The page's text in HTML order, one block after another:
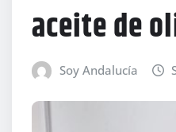
aceite de
Soy Andalucía